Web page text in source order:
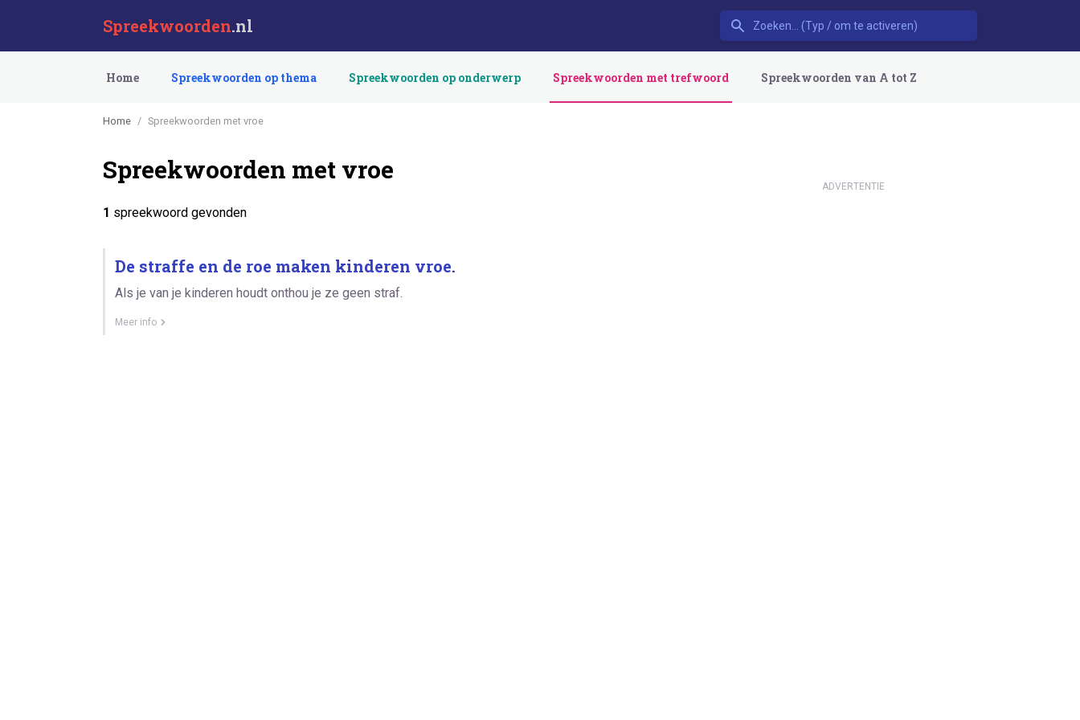
Spreekwoorden.nl
Home Spreekwoorden op thema Spreekwoorden op onderwerp Spreekwoorden met trefwoord Spreekwoorden van A tot Z
Home Spreekwoorden met vroe
Spreekwoorden met vroe
1 spreekwoord gevonden
De straffe en de roe maken kinderen vroe.
Als je van je kinderen houdt onthou je ze geen straf.
Meer info
ADVERTENTIE